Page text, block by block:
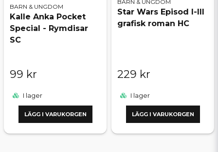
BARN & UNGDOM
Kalle Anka Pocket
Special - Rymdisar
SC
99 kr
I lager
LÄGG I VARUKORGEN
BARN & UNGDOM
Star Wars Episod I-III
grafisk roman HC
229 kr
I lager
LÄGG I VARUKORGEN